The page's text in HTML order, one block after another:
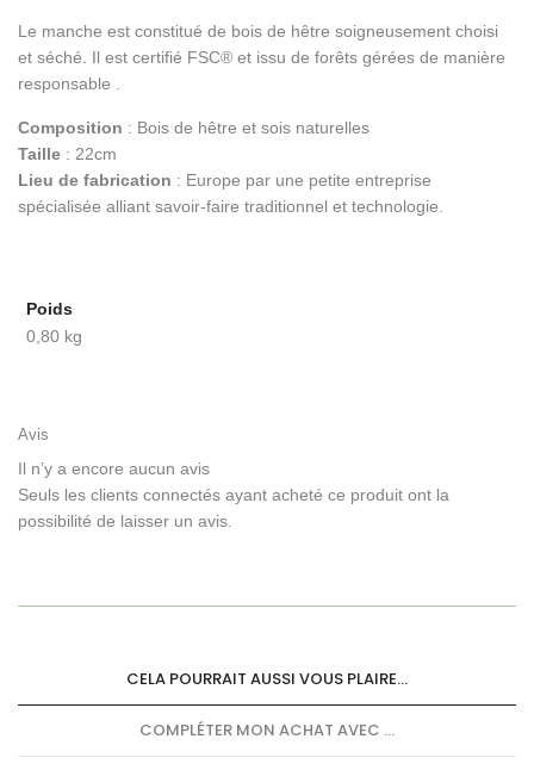
Le manche est constitué de bois de hêtre soigneusement choisi
et séché. Il est certifié FSC® et issu de forêts gérées de manière
responsable .
Composition : Bois de hêtre et sois naturelles
Taille : 22cm
Lieu de fabrication : Europe par une petite entreprise
spécialisée alliant savoir-faire traditionnel et technologie.
Poids
0,80 kg
Avis
Il n’y a encore aucun avis
Seuls les clients connectés ayant acheté ce produit ont la
possibilité de laisser un avis.
CELA POURRAIT AUSSI VOUS PLAIRE...
COMPLÉTER MON ACHAT AVEC ...